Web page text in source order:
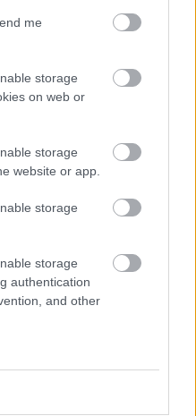
me
storage
on web or
storage
website or app.
storage
storage
authentication
and other